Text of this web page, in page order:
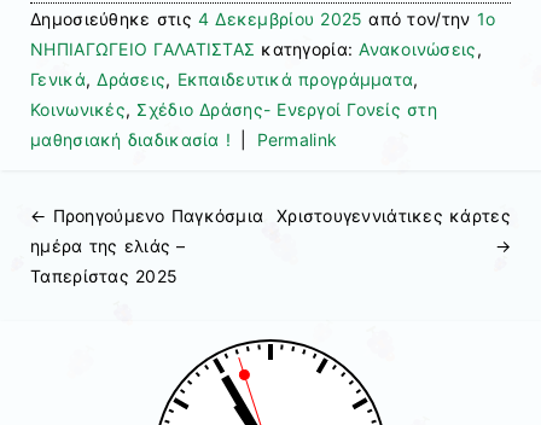
Δημοσιεύθηκε στις 4 Δεκεμβρίου 2025 από τον/την 1ο
ΝΗΠΙΑΓΩΓΕΙΟ ΓΑΛΑΤΙΣΤΑΣ κατηγορία:Ανακοινώσεις,
Γενικά,Δράσεις, Εκπαιδευτικά προγράμματα,
Κοινωνικές, Σχέδιο Δράσης- Ενεργοί Γονείς στη
μαθησιακή διαδικασία !
Permalink
Πλοήγηση άρθρων
← Προηγούμενo Παγκόσμια
ημέρα της ελιάς –
Ταπερίστας 2025
Χριστουγεννιάτικες κάρτες
→